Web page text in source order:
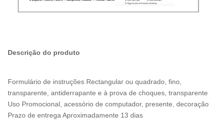
Descrição do produto
Formulário de instruções Rectangular ou quadrado, fino,
transparente, antiderrapante e à prova de choques, transparente
Uso Promocional, acessório de computador, presente, decoração
Prazo de entrega Aproximadamente 13 dias